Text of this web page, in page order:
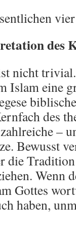
des
nicht
Islam eine
des
–
Bewusst
die
Wenn
Gottes
haben,